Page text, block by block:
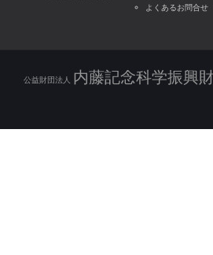
よくあるお問合せ
公益財団法人 内藤記念科学振興